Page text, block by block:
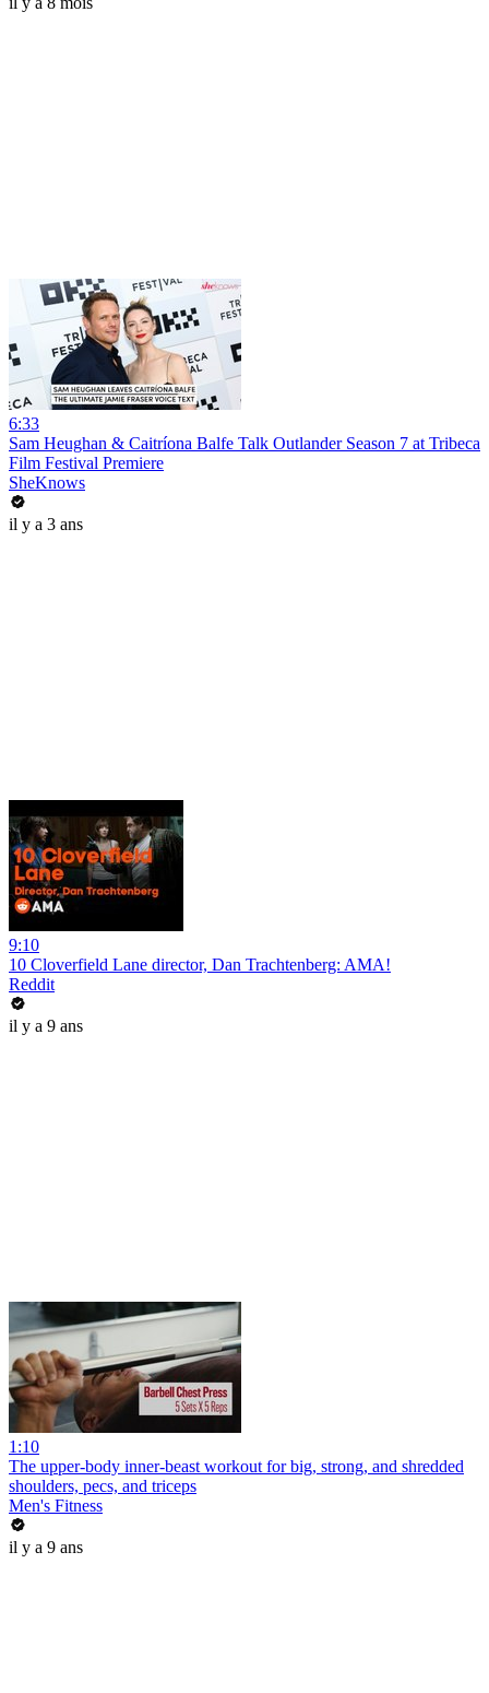
6:33
Sam Heughan & Caitríona Balfe Talk Outlander Season 7 at Tribeca
Film Festival Premiere
SheKnows
il y a 3 ans
9:10
10 Cloverfield Lane director, Dan Trachtenberg: AMA!
Reddit
il y a 9 ans
1:10
The upper-body inner-beast workout for big, strong, and shredded
shoulders, pecs, and triceps
Men's Fitness
il y a 9 ans